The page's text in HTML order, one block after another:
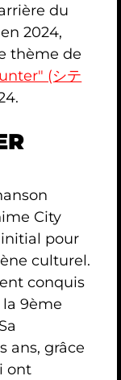
du
2024,
thème de
(シテ
City
pour
culturel.
conquis
9ème
ans, grâce
ont